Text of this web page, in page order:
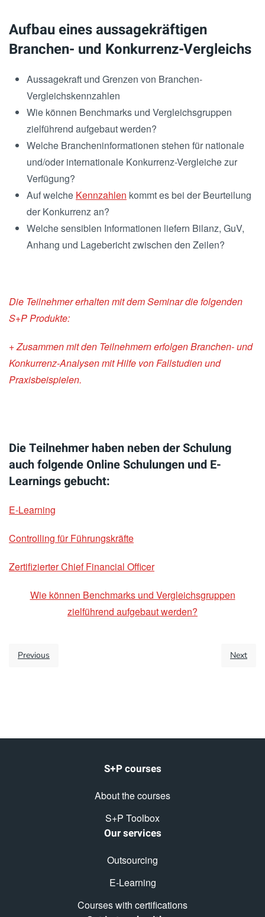
Aufbau eines aussagekräftigen
Branchen- und Konkurrenz-Vergleichs
Aussagekraft und Grenzen von Branchen-
Vergleichskennzahlen
Wie können Benchmarks und Vergleichsgruppen
zielführend aufgebaut werden?
Welche Brancheninformationen stehen für nationale
und/oder internationale Konkurrenz-Vergleiche zur
Verfügung?
Auf welche Kennzahlen kommt es bei der Beurteilung
der Konkurrenz an?
Welche sensiblen Informationen liefern Bilanz, GuV,
Anhang und Lagebericht zwischen den Zeilen?
Die Teilnehmer erhalten mit dem Seminar die folgenden
S+P Produkte:
+ Zusammen mit den Teilnehmern erfolgen Branchen- und
Konkurrenz-Analysenmit Hilfe von Fallstudien und
Praxisbeispielen.
Die Teilnehmer haben neben der Schulung
auch folgende Online Schulungen und E-
Learnings gebucht:
E-Learning
Controlling für Führungskräfte
Zertifizierter Chief Financial Officer
Wie können Benchmarks und Vergleichsgruppen
zielführend aufgebaut werden?
Previous Next
S+P courses
About the courses
S+P Toolbox
Our services
Outsourcing
E-Learning
Courses with certifications